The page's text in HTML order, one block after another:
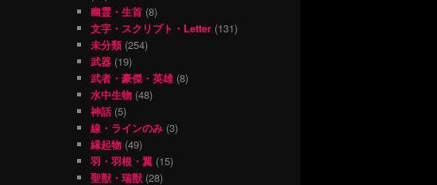
幽霊・生首 (8)
文字・スクリプト・Letter (131)
未分類(254)
武器 (19)
武者・豪傑・英雄(8)
水中生物 (48)
神話 (5)
線・ラインのみ (3)
縁起物 (49)
羽・羽根・翼 (15)
聖獣・瑞獣 (28)